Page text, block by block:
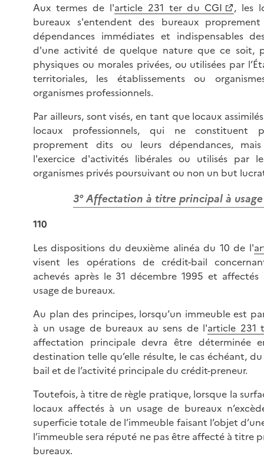
Aux termes de l'article 231 ter du CGI
, les
bureaux s'entendent des bureaux
dépendances immédiates et indispensables
d'une activité de quelque nature que ce soit,
physiques ou morales privées, ou utilisées par
territoriales, les établissements ou
organismes professionnels.
Par ailleurs, sont visés, en tant que locaux
locaux professionnels, qui ne constituent
proprement dits ou leurs dépendances,
l'exercice d'activités libérales ou utilisés par
organismes privés poursuivant ou non un but
3° Affectation à titre principal à
110
Les dispositions du deuxième alinéa du 10 de l'
visent les opérations de crédit-bail
achevés après le 31 décembre 1995 et
usage de bureaux.
Au plan des principes, lorsqu’un immeuble est
à un usage de bureaux au sens de l'article 231
affectation principale devra être déterminée
destination telle qu’elle résulte, le cas échéant,
bail et de l’activité principale du crédit-preneur.
Toutefois, à titre de règle pratique, lorsque la
locaux affectés à un usage de bureaux
superficie totale de l’immeuble faisant l’objet
l’immeuble sera réputé ne pas être affecté à titre
bureaux.